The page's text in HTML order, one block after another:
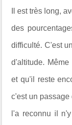
Il est très long,
des
difficulté. C'est
d'altitude.
et qu'il reste
c'est un passage
l'a reconnu il